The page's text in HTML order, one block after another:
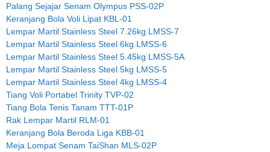
Palang Sejajar Senam Olympus PSS-02P
Keranjang Bola Voli Lipat KBL-01
Lempar Martil Stainless Steel 7.26kg LMSS-7
Lempar Martil Stainless Steel 6kg LMSS-6
Lempar Martil Stainless Steel 5.45kg LMSS-5A
Lempar Martil Stainless Steel 5kg LMSS-5
Lempar Martil Stainless Steel 4kg LMSS-4
Tiang Voli Portabel Trinity TVP-02
Tiang Bola Tenis Tanam TTT-01P
Rak Lempar Martil RLM-01
Keranjang Bola Beroda Liga KBB-01
Meja Lompat Senam TaiShan MLS-02P